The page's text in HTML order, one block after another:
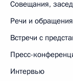
Совещания,
Речи и обращения
Встречи с
Пресс-
Интервью